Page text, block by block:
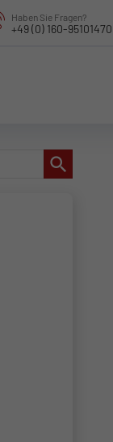
Haben Sie Fragen?
+49 (0) 160-95101470